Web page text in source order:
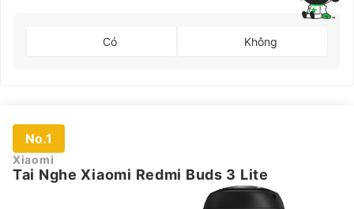
Có Không
No.1
Xiaomi
Tai Nghe Xiaomi Redmi Buds 3 Lite